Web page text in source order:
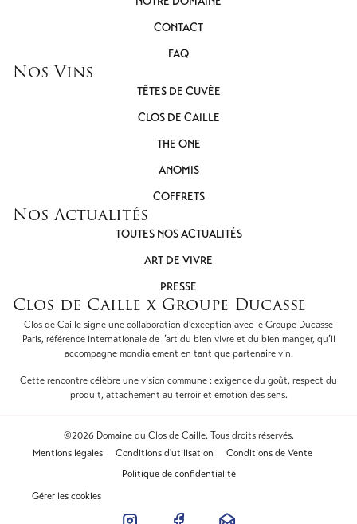
CONTACT
FAQ
Nos Vins
TÊTES DE CUVÉE
CLOS DE CAILLE
THE ONE
ANOMIS
COFFRETS
Nos Actualités
TOUTES NOS ACTUALITÉS
ART DE VIVRE
PRESSE
Clos de Caille x Groupe Ducasse
Clos de Caille signe une collaboration d’exception avec le Groupe Ducasse
Paris, référence internationale de l’art du bien vivre et du bien manger, qu’il
accompagne mondialement en tant que partenaire vin.
Cette rencontre célèbre une vision commune : exigence du goût, respect du
produit, attachement au terroir et émotion des sens.
©2026 Domaine du Clos de Caille. Tous droits réservés.
Mentions légales
Conditions d'utilisation
Conditions de Vente
Politique de confidentialité
Gérer les cookies